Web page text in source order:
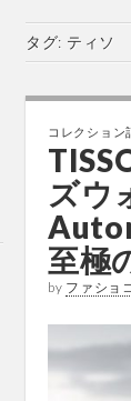
タグ: ティソ
コレクション
ズウ
至極
by ファショ